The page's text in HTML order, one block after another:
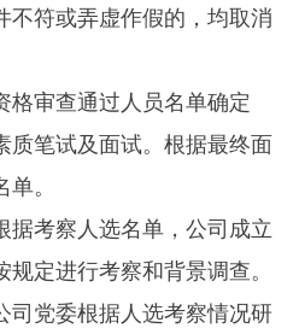
不符或弄虚作假的，均取消
格审查通过人员名单确定
质笔试及面试。根据最终面
。
据考察人选名单，公司成立
定进行考察和背景调查。
司党委根据人选考察情况研